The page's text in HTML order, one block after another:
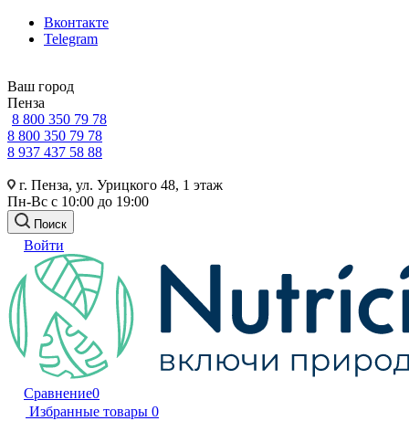
Вконтакте
Telegram
Ваш город
Пенза
8 800 350 79 78
8 800 350 79 78
8 937 437 58 88
г. Пенза, ул. Урицкого 48, 1 этаж
Пн-Вс с 10:00 до 19:00
Поиск
Войти
Сравнение0
Избранные товары 0